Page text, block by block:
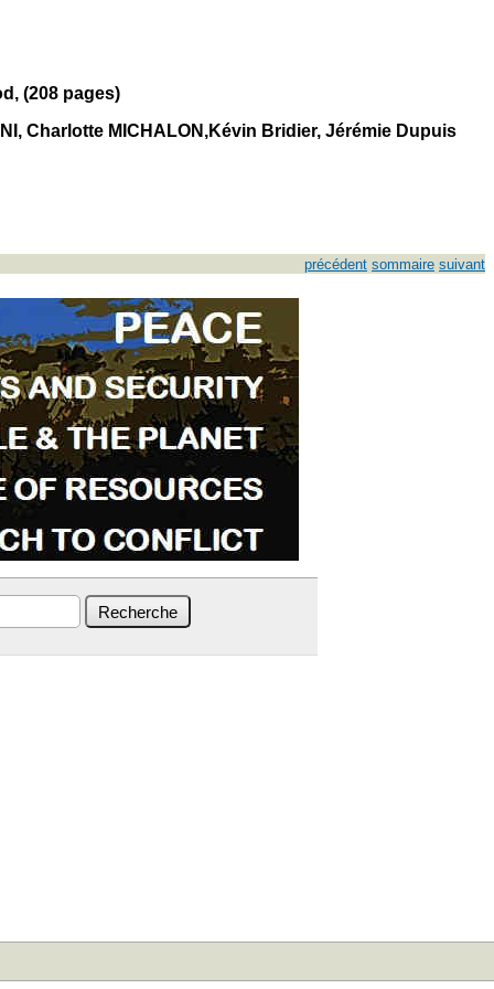
(208 pages)
Charlotte MICHALON,Kévin Bridier, Jérémie Dupuis
précédent sommaire suivant